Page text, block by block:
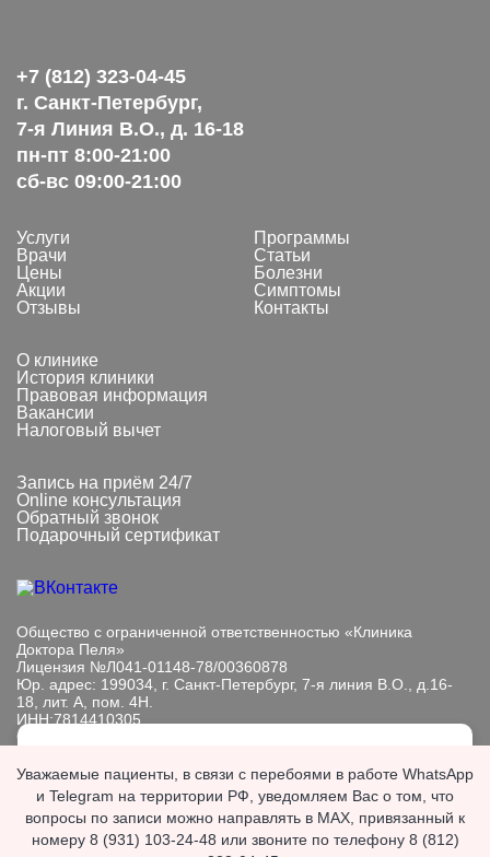
+7 (812) 323-04-45
г. Санкт-Петербург,
7-я Линия В.О., д. 16-18
пн-пт 8:00-21:00
сб-вс 09:00-21:00
Услуги
Врачи
Цены
Акции
Отзывы
Программы
Статьи
Болезни
Симптомы
Контакты
О клинике
История клиники
Правовая информация
Вакансии
Налоговый вычет
Запись на приём 24/7
Online консультация
Обратный звонок
Подарочный сертификат
Общество с ограниченной ответственностью «Клиника
Доктора Пеля»
Лицензия №Л041-01148-78/00360878
Юр. адрес: 199034, г. Санкт-Петербург, 7-я линия В.О., д.16-
18, лит. А, пом. 4Н.
ИНН:7814410305
ОГРН: 1089847233101
Информация, представленная на сайте, носит исключительно
информационный характер. Размещенная на сайте
информация не является публичной офертой, подлежит
изменению юр. лицом в одностороннем порядке.
ИМЕЮТСЯ ПРОТИВОПОКАЗАНИЯ. НЕОБХОДИМА
сайта. Продолжая пользоваться сайтом, вы
выражаетесогласие с политикой
обработки персональных данных.
Если вы хотите запретить обработку файлов cookie,
Уважаемые пациенты, в связи с перебоями в работе WhatsApp
и Telegram на территории РФ, уведомляем Вас о том, что
вопросы по записи можно направлять в MAX, привязанный к
номеру 8 (931) 103-24-48 или звоните по телефону 8 (812)